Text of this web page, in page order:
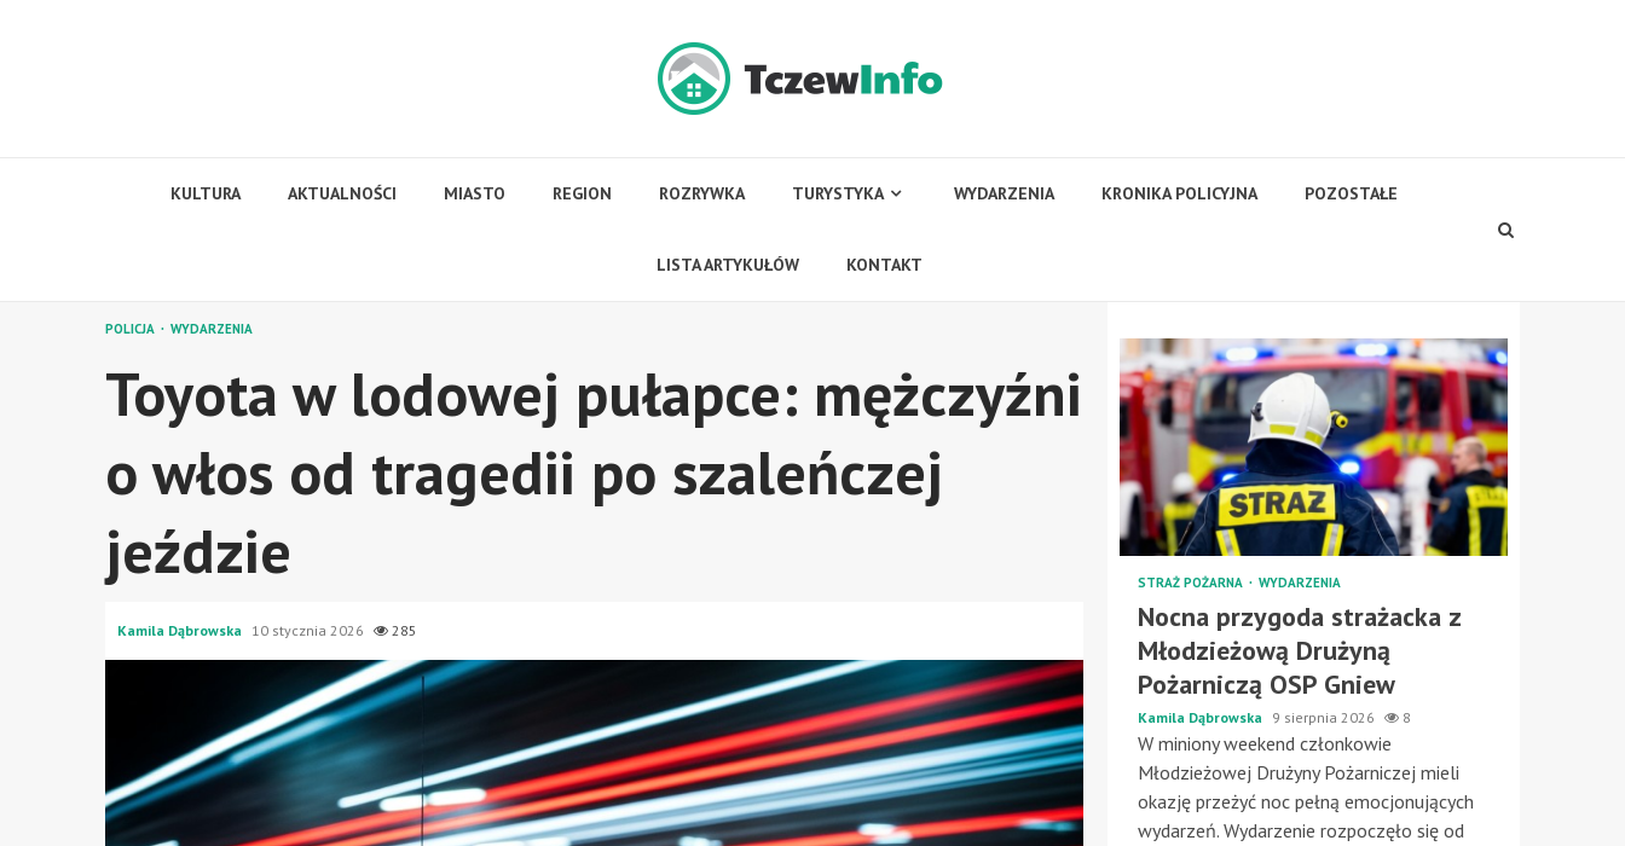
KULTURA AKTUALNOŚCI MIASTO REGION ROZRYWKA TURYSTYKA WYDARZENIA KRONIKA POLICYJNA POZOSTAŁE
LISTA ARTYKUŁÓW KONTAKT
POLICJA WYDARZENIA
Toyota w lodowej pułapce: mężczyźni
o włos od tragedii po szaleńczej
jeździe
Kamila Dąbrowska 10 stycznia 2026 285
STRAŻ POŻARNA WYDARZENIA
Nocna przygoda strażacka z
Młodzieżową Drużyną
Pożarniczą OSP Gniew
Kamila Dąbrowska 9 sierpnia 2026 8
W miniony weekend członkowie
Młodzieżowej Drużyny Pożarniczej mieli
okazję przeżyć noc pełną emocjonujących
wydarzeń. Wydarzenie rozpoczęło się od